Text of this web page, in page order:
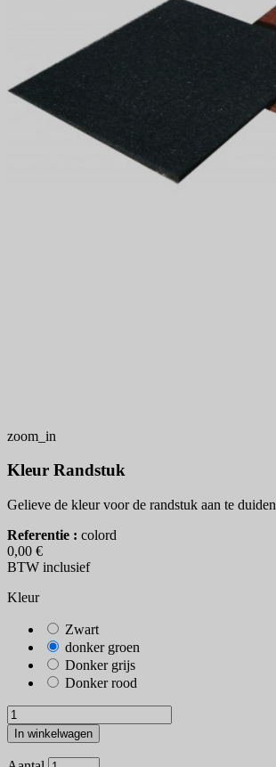
zoom_in
Kleur Randstuk
Gelieve de kleur voor de randstuk aan te duiden
Referentie : colord
0,00 €
BTW inclusief
Kleur
Zwart
donker groen
Donker grijs
Donker rood
In winkelwagen